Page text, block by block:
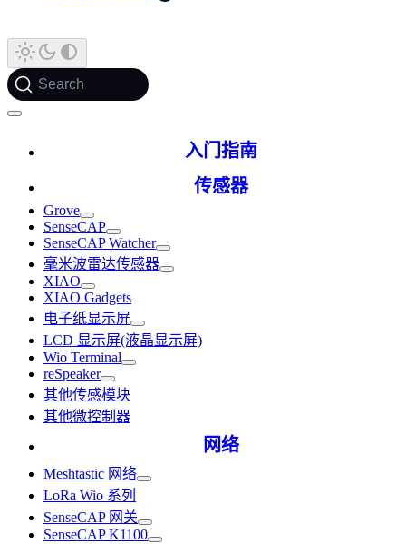
Search
入门指南
传感器
Grove
SenseCAP
SenseCAP Watcher
毫米波雷达传感器
XIAO
XIAO Gadgets
电子纸显示屏
LCD 显示屏(液晶显示屏)
Wio Terminal
reSpeaker
其他传感模块
其他微控制器
网络
Meshtastic 网络
LoRa Wio 系列
SenseCAP 网关
SenseCAP K1100